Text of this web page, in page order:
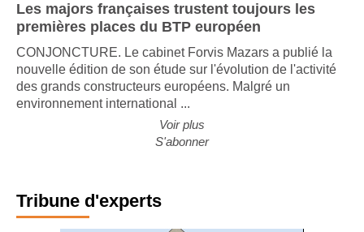
Les majors françaises trustent toujours les
premières places du BTP européen
CONJONCTURE. Le cabinet Forvis Mazars a publié la
nouvelle édition de son étude sur l'évolution de l'activité
des grands constructeurs européens. Malgré un
environnement international ...
Voir plus
S'abonner
Tribune d'experts